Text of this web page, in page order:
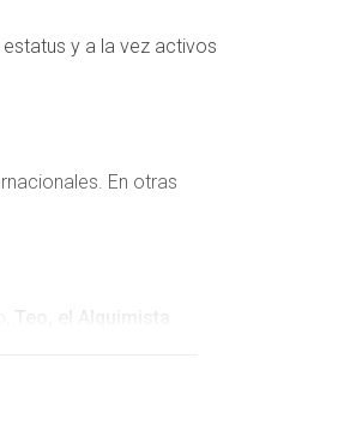
y a la vez activos
En otras